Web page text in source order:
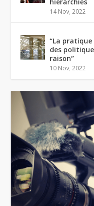
14 Nov, 2022
“La
des
raison”
10 Nov, 2022